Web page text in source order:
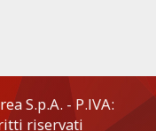
S.p.A. - P.IVA:
riservati